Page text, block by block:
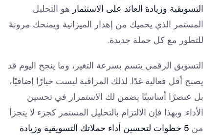
التسويقية وزيادة العائد على الاستثمار هو التحليل
المستمر الذي يحميك من إهدار الميزانية ويمنحك مرونة
للتطور مع كل حملة جديدة.
التسويق الرقمي يتسم بسرعة التغير، وما ينجح اليوم قد
يصبح أقل فعالية غدًا. لذلك المراقبة ليست خيارًا إضافيًا،
بل عنصرًا أساسيًا يضمن لك الاستمرار في تحسين
الأداء. وبهذا فإن الالتزام بالتحليل المستمر كجزء لا يتجزأ
من
5 خطوات لتحسين أداء حملاتك التسويقية وزيادة